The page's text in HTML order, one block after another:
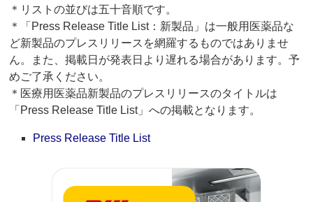
＊リストの並びは五十音順です。
＊「Press Release Title List：新製品」は一般用医薬品な
ど新製品のプレスリリースを網羅するものではありませ
ん。また、掲載日が発表日より遅れる場合があります。予
めご了承ください。
＊医療用医薬品新製品のプレスリリースのタイトルは
「Press Release Title List」への掲載となります。
Press Release Title List